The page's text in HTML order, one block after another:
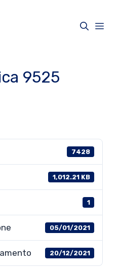
9525
7428
1,012.21 KB
1
05/01/2021
20/12/2021